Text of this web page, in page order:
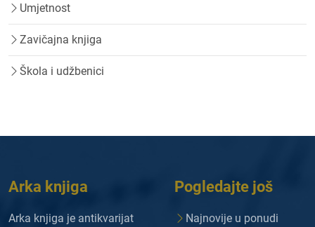
Umjetnost
Zavičajna knjiga
Škola i udžbenici
Arka knjiga
Arka knjiga je antikvarijat
Pogledajte još
Najnovije u ponudi